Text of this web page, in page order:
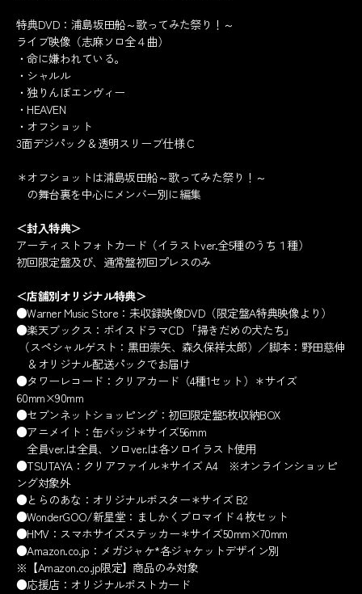
特典DVD：浦島坂田船～歌ってみた祭り！～
ライブ映像（志麻ソロ全４曲）
・命に嫌われている。
・シャルル
・独りんぼエンヴィー
・HEAVEN
・オフショット
3面デジパック＆透明スリーブ仕様 C
＊オフショットは浦島坂田船～歌ってみた祭り！～
の舞台裏を中心にメンバー別に編集
＜封入特典＞
アーティストフォトカード（イラストver.全5種のうち１種）
初回限定盤及び、通常盤初回プレスのみ
＜店舗別オリジナル特典＞
●Warner Music Store：未収録映像DVD（限定盤A特典映像より）
●楽天ブックス：ボイスドラマCD 「掃きだめの犬たち」
（スペシャルゲスト：黒田崇矢、森久保祥太郎）／脚本：野田慈伸
＆オリジナル配送パックでお届け
●タワーレコード：クリアカード（4種1セット）＊サイズ
60mm×90mm
●セブンネットショッピング：初回限定盤5枚収納BOX
●アニメイト：缶バッジ＊サイズ56mm
全員ver.は全員、ソロver.は各ソロイラスト使用
●TSUTAYA：クリアファイル＊サイズ A4 ※オンラインショッピ
ング対象外
●とらのあな：オリジナルポスター＊サイズ B2
●WonderGOO/新星堂：ましかくブロマイド４枚セット
●HMV：スマホサイズステッカー＊サイズ50mm×70mm
●Amazon.co.jp：メガジャケ*各ジャケットデザイン別
※【Amazon.co.jp限定】商品のみ対象
●応援店：オリジナルポストカード